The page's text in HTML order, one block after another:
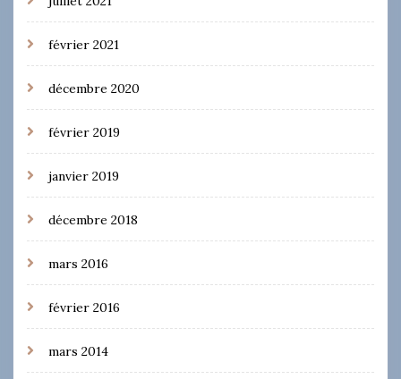
février 2021
décembre 2020
février 2019
janvier 2019
décembre 2018
mars 2016
février 2016
mars 2014